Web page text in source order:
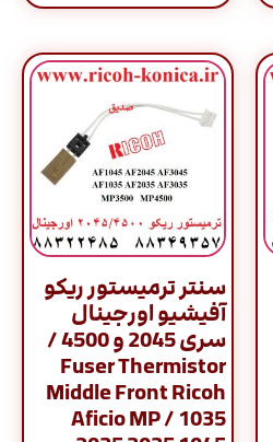
سنتر ترمیستور ریکو
آفیشیو اورجینال
سری 2045 و 4500 /
Fuser Thermistor
Middle Front Ricoh
Aficio MP / 1035